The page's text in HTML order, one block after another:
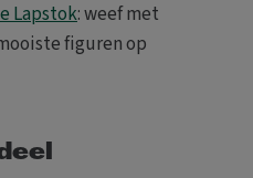
Lapstok: weef met
figuren op